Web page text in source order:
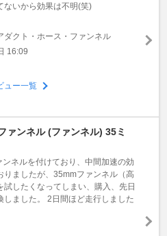
ないから効果は不明(笑)
ダクト・ホース・ファンネル
16:09
ュー一覧
ァンネル (ファンネル) 35ミ
ンネルを付けており、中間加速の効
りましたが、35mmファンネル（高
試したくなってしまい、購入、先日
しました。 2日間ほど走行しました